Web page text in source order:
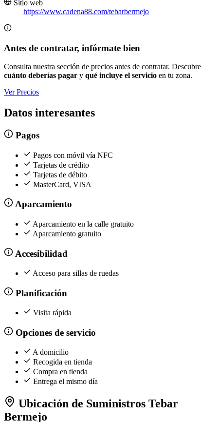
Sitio web
https://www.cadena88.com/tebarbermejo
Antes de contratar, infórmate bien
Consulta nuestra sección de precios antes de contratar. Descubre
cuánto deberías pagar y qué incluye el servicio en tu zona.
Ver Precios
Datos interesantes
Pagos
Pagos con móvil vía NFC
Tarjetas de crédito
Tarjetas de débito
MasterCard, VISA
Aparcamiento
Aparcamiento en la calle gratuito
Aparcamiento gratuito
Accesibilidad
Acceso para sillas de ruedas
Planificación
Visita rápida
Opciones de servicio
A domicilio
Recogida en tienda
Compra en tienda
Entrega el mismo día
Ubicación de Suministros Tebar
Bermejo